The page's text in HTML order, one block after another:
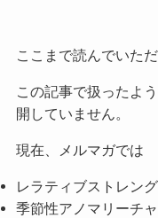
ここまで読んでいた
この記事で扱ったよ
開していません。
現在、メルマガでは
レラティブストレン
季節性アノマリーチ